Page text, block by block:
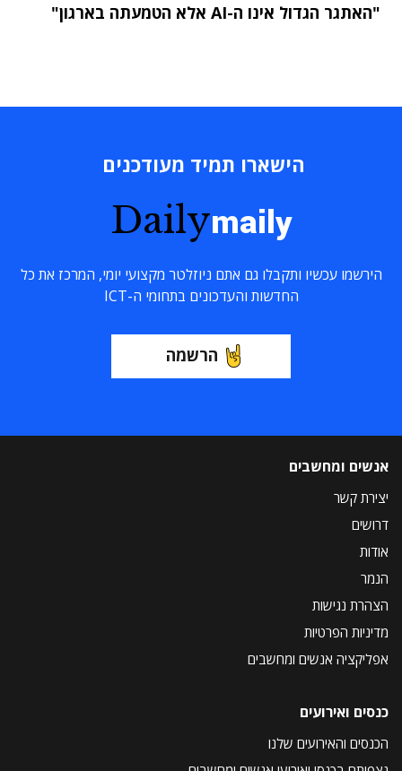
"האתגר הגדול אינו ה-AI אלא הטמעתה בארגון"
הישארו תמיד מעודכנים
Dailymaily
הירשמו עכשיו ותקבלו גם אתם ניוזלטר מקצועי יומי, המרכז את כל
החדשות והעדכונים בתחומי ה-ICT
הרשמה
אנשים ומחשבים
יצירת קשר
דרושים
אודות
הנמר
הצהרת נגישות
מדיניות הפרטיות
אפליקציה אנשים ומחשבים
כנסים ואירועים
הכנסים והאירועים שלנו